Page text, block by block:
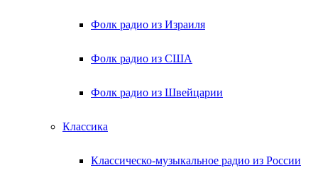
Фолк радио из Израиля
Фолк радио из США
Фолк радио из Швейцарии
Классика
Классическо-музыкальное радио из России